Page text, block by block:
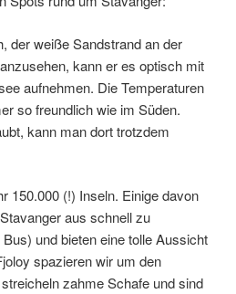
der weiße Sandstrand an der
kann er es optisch mit
aufnehmen. Die Temperaturen
so freundlich wie im Süden.
kann man dort trotzdem
150.000 (!) Inseln. Einige davon
aus schnell zu
und bieten eine tolle Aussicht
spazieren wir um den
zahme Schafe und sind